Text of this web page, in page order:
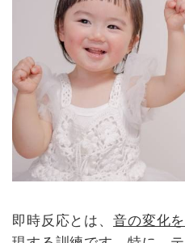
即時反応とは、 音の変化